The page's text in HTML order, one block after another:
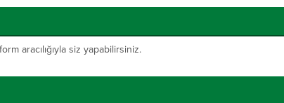
aracılığıyla siz yapabilirsiniz.